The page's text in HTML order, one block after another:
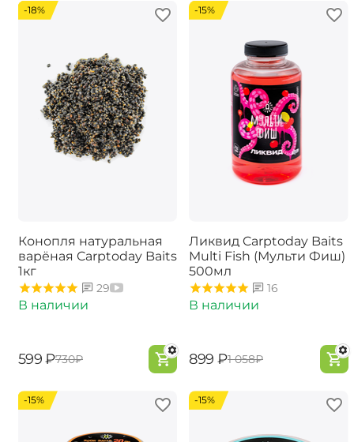
-18%
Конопля натуральная
варёная Carptoday Baits
1кг
29
В наличии
‍599‍ ₽‍730‍₽
-15%
Ликвид Carptoday Baits
Multi Fish (Мульти Фиш)
500мл
16
В наличии
‍899‍ ₽‍1 058‍₽
-15% -15%